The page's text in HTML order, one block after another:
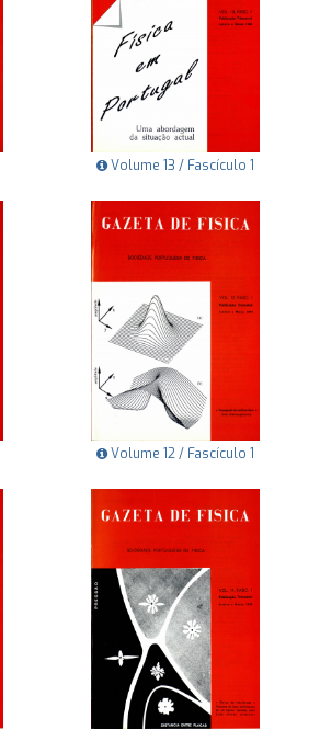
Volume 13 / Fascículo 1
Volume 12 / Fascículo 1